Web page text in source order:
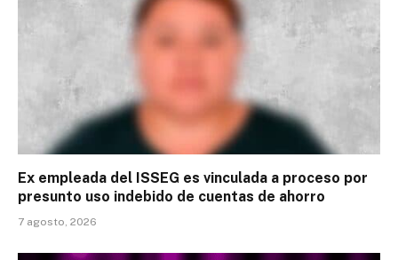
Ex empleada del ISSEG es vinculada a proceso por
presunto uso indebido de cuentas de ahorro
7 agosto, 2026